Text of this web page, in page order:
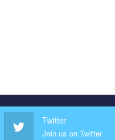
Twitter
Join us on Twitter